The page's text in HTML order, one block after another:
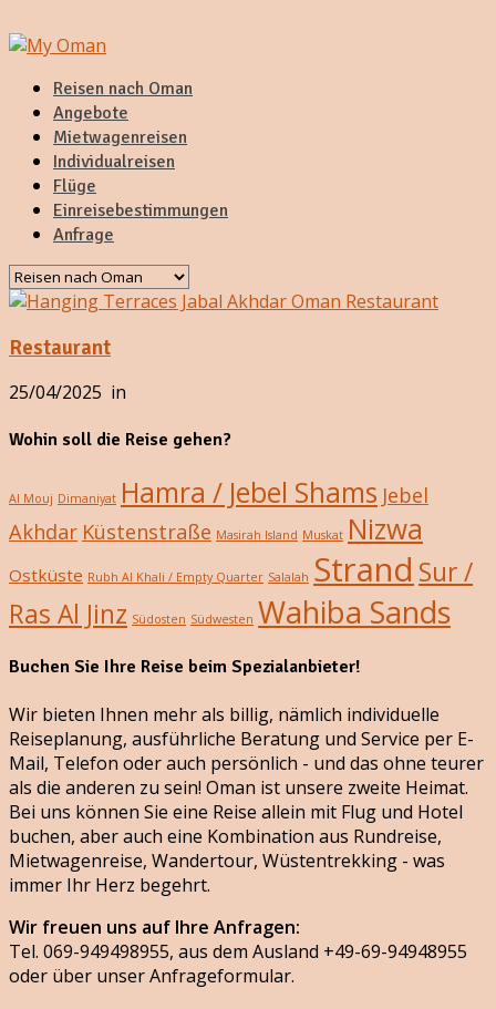
Reisen nach Oman
Angebote
Mietwagenreisen
Individualreisen
Flüge
Einreisebestimmungen
Anfrage
Restaurant
25/04/2025 in
Wohin soll die Reise gehen?
Al Mouj Dimaniyat Hamra / Jebel Shams Jebel
Akhdar Küstenstraße Masirah Island Muskat Nizwa
Ostküste Rubh Al Khali / Empty Quarter Salalah Strand Sur /
Ras Al Jinz Südosten Südwesten Wahiba Sands
Buchen Sie Ihre Reise beim Spezialanbieter!
Wir bieten Ihnen mehr als billig, nämlich individuelle
Reiseplanung, ausführliche Beratung und Service per E-
Mail, Telefon oder auch persönlich - und das ohne teurer
als die anderen zu sein! Oman ist unsere zweite Heimat.
Bei uns können Sie eine Reise allein mit Flug und Hotel
buchen, aber auch eine Kombination aus Rundreise,
Mietwagenreise, Wandertour, Wüstentrekking - was
immer Ihr Herz begehrt.
Wir freuen uns auf Ihre Anfragen:
Tel. 069-949498955, aus dem Ausland +49-69-94948955
oder über unser Anfrageformular.